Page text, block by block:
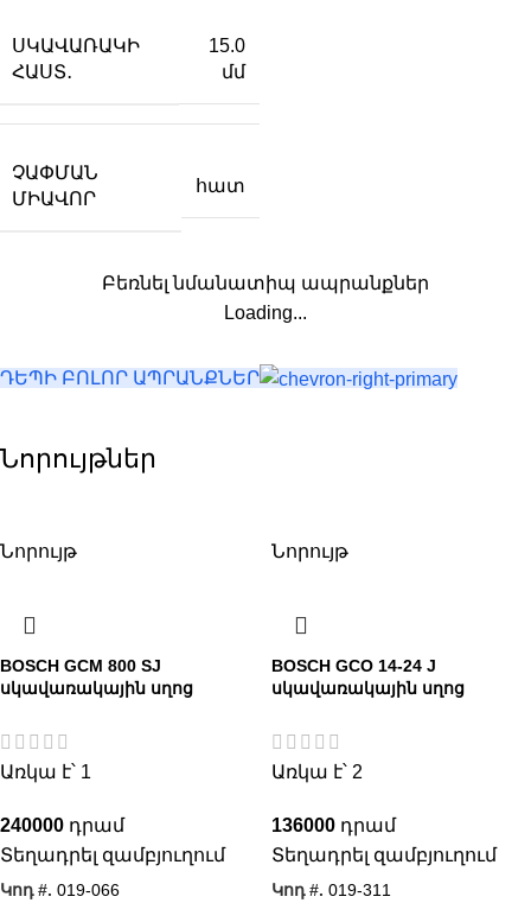
ՍԿԱՎԱՌԱԿԻ
ՀԱՍՏ․
15.0
մմ
ՉԱՓՄԱՆ
ՄԻԱՎՈՐ
հատ
Բեռնել նմանատիպ ապրանքներ
Loading...
ԴԵՊԻ ԲՈԼՈՐ ԱՊՐԱՆՔՆԵՐ
Նորույթներ
Նորույթ
BOSCH GCM 800 SJ
սկավառակային սղոց
Առկա է՝ 1
240000
Տեղադրել զամբյուղում
Կոդ #. 019-066
Նորույթ
BOSCH GCO 14-24 J
սկավառակային սղոց
Առկա է՝ 2
136000
Տեղադրել զամբյուղում
Կոդ #. 019-311